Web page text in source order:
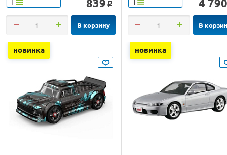
839 o
В корзину
4 790
В
новинка новинка